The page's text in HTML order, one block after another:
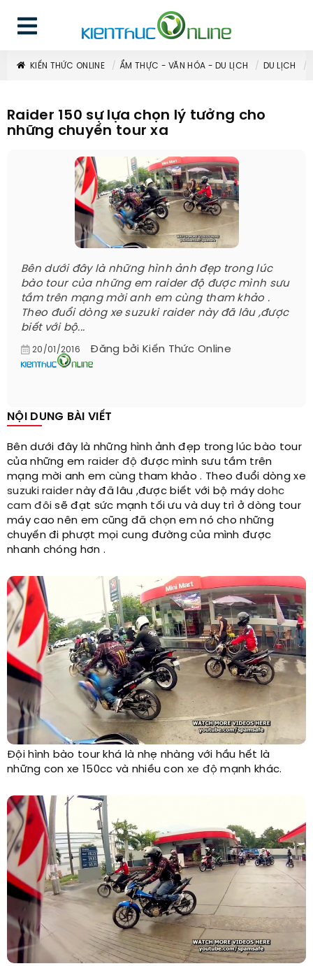
KIẾN THỨC ONLINE ẨM THỰC - VĂN HÓA - DU LỊCH DU LỊCH
Raider 150 sự lựa chọn lý tưởng cho
những chuyến tour xa
Bên dưới đây là những hình ảnh đẹp trong lúc
bào tour của những em raider độ được mình sưu
tầm trên mạng mời anh em cùng tham khảo .
Theo đuổi dòng xe suzuki raider này đã lâu ,được
biết với bộ...
20/01/2016 Đăng bởi Kiến Thức Online
NỘI DUNG BÀI VIẾT
Bên dưới đây là những hình ảnh đẹp trong lúc bào tour
của những em raider độ được mình sưu tầm trên
mạng mời anh em cùng tham khảo . Theo đuổi dòng xe
suzuki raidernày đã lâu ,được biết với bộ máydohc
cam đôi sẽ đạt sức mạnh tối ưu và duy trì ở dòng tour
máy cao nên em cũng đã chọn em nó cho những
chuyến đi phượt mọi cung đường của mình được
nhanh chóng hơn .
Đội hình bào tour khá là nhẹ nhàng với hầu hết là
những con xe 150cc và nhiều con xe độ mạnh khác.